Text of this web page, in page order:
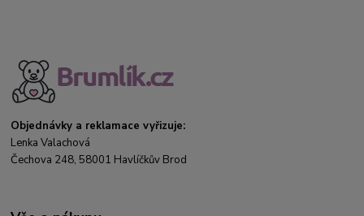
Objednávky a reklamace vyřizuje:
Lenka Valachová
Čechova 248, 58001 Havlíčkův Brod